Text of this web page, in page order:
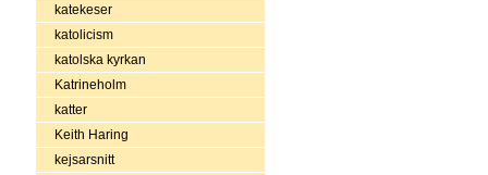
katekeser
katolicism
katolska kyrkan
Katrineholm
katter
Keith Haring
kejsarsnitt